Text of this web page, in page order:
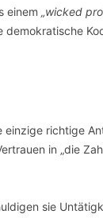
einem „wicked
einzige richtige
in „die
sie